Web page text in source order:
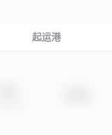
起运港